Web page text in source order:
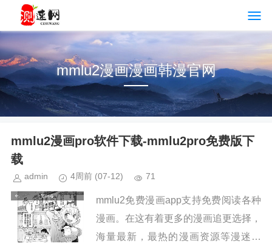
mmlu2漫画漫画韩漫官网
mmlu2漫画pro软件下载-mmlu2pro免费版下
载
admin 4周前 (07-12) 71
mmlu2免费漫画app支持免费阅读各种
漫画。在这有着更多的漫画追更选择，
海量最新，最热的漫画资源等漫迷发